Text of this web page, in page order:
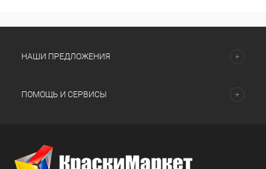
НАШИ ПРЕДЛОЖЕНИЯ
ПОМОЩЬ И СЕРВИСЫ